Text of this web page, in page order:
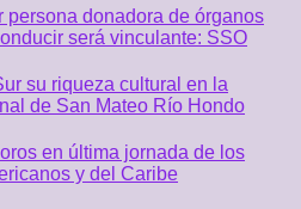
persona donadora de órganos
será vinculante: SSO
su riqueza cultural en la
de San Mateo Río Hondo
en última jornada de los
y del Caribe